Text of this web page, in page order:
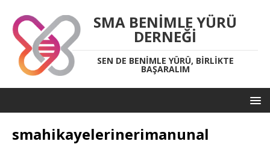
SMA BENIMLE YÜRÜ
DERNEĞI
SEN DE BENIMLE YÜRÜ, BIRLIKTE
BAŞARALIM
smahikayelerinerimanunal